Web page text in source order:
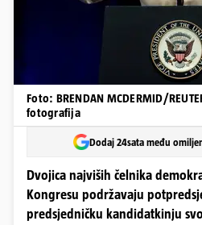
Foto: BRENDAN MCDERMID/
fotografija
Dodaj 24sata među
Dvojica najviših čelnika
Kongresu podržavaju
predsjedničku kandidatkinju